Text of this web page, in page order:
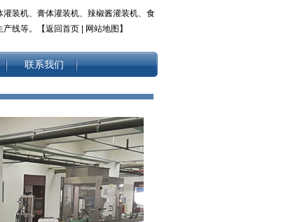
灌装机、膏体灌装机、辣椒酱灌装机、食
产线等。【返回首页 网站地图 】
联系我们